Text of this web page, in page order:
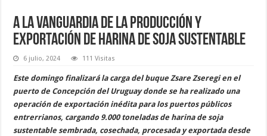
A la vanguardia de la producción y
exportación de harina de soja sustentable
6 julio, 2024 111 Visitas
Este domingo finalizará la carga del buque Zsare Zseregi en el
puerto de Concepción del Uruguay donde se ha realizado una
operación de exportación inédita para los puertos públicos
entrerrianos, cargando 9.000 toneladas de harina de soja
sustentable sembrada, cosechada, procesada y exportada desde